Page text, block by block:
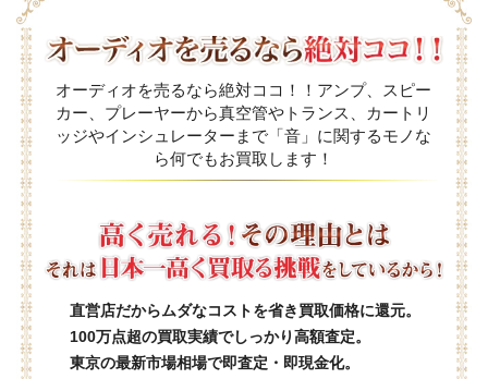
オーディオを売るなら絶対ココ！！アンプ、スピー
カー、プレーヤーから真空管やトランス、カートリ
ッジやインシュレーターまで「音」に関するモノな
ら何でもお買取します！
直営店だからムダなコストを省き買取価格に還元。
100万点超の買取実績でしっかり高額査定。
東京の最新市場相場で即査定・即現金化。